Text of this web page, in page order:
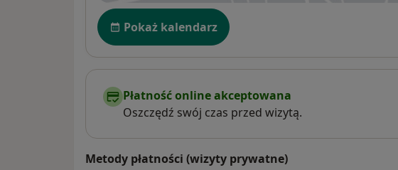
Dostępność
Pokaż kalendarz
Płatność online akceptowana
Oszczędź swój czas przed wizytą.
Metody płatności (wizyty prywatne)